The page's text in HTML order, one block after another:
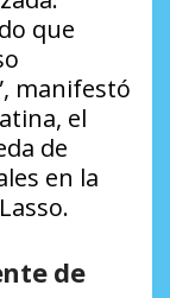
que
manifestó
el
de
en la
de